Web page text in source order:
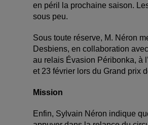
en péril la prochaine saison.
sous peu.
Sous toute réserve, M. Néron
Desbiens, en collaboration
au relais Évasion Péribonka, à
et 23 février lors du Grand prix
Mission
Enfin, Sylvain Néron indique